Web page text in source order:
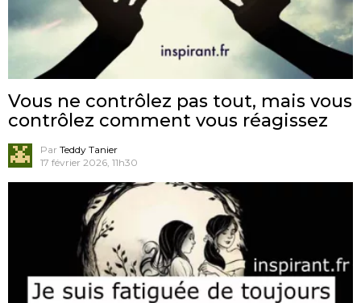
Vous ne contrôlez pas tout, mais vous
contrôlez comment vous réagissez
Par Teddy Tanier
17 février 2026, 11h30